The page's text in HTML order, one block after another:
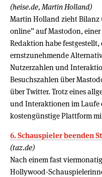
(heise.de, Martin Holland)
Martin Holland zieht Bilanz
online” auf Mastodon,
Redaktion habe festgestellt,
ernstzunehmende
Nutzerzahlen und
Besuchszahlen über
über Twitter. Trotz eines
und Interaktionen im Laufe
kostengünstige Plattform
6. Schauspieler beenden
(taz.de)
Nach einem fast
Hollywood-